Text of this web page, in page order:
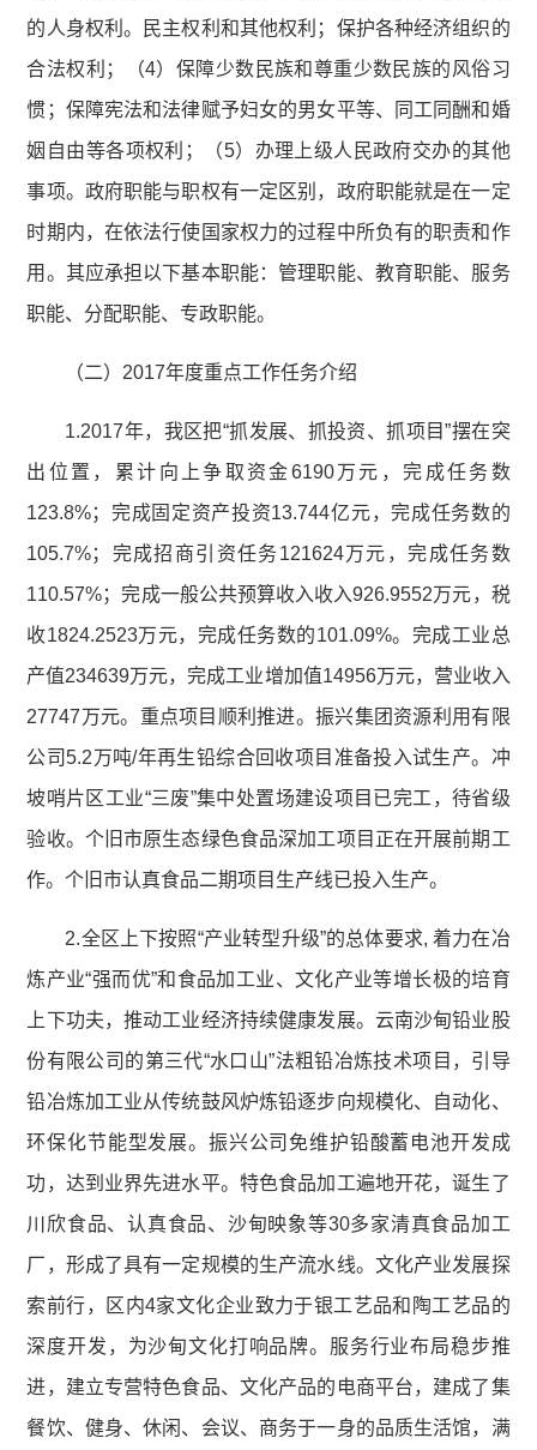
的人身权利。民主权利和其他权利；保护各种经济组织的
合法权利；（4）保障少数民族和尊重少数民族的风俗习
惯；保障宪法和法律赋予妇女的男女平等、同工同酬和婚
姻自由等各项权利；（5）办理上级人民政府交办的其他
事项。政府职能与职权有一定区别，政府职能就是在一定
时期内，在依法行使国家权力的过程中所负有的职责和作
用。其应承担以下基本职能：管理职能、教育职能、服务
职能、分配职能、专政职能。
（二）2017年度重点工作任务介绍
1.2017年，我区把“抓发展、抓投资、抓项目”摆在突
出位置，累计向上争取资金6190万元，完成任务数
123.8%；完成固定资产投资13.744亿元，完成任务数的
105.7%；完成招商引资任务121624万元，完成任务数
110.57%；完成一般公共预算收入收入926.9552万元，税
收1824.2523万元，完成任务数的101.09%。完成工业总
产值234639万元，完成工业增加值14956万元，营业收入
27747万元。重点项目顺利推进。振兴集团资源利用有限
公司5.2万吨/年再生铅综合回收项目准备投入试生产。冲
坡哨片区工业“三废”集中处置场建设项目已完工，待省级
验收。个旧市原生态绿色食品深加工项目正在开展前期工
作。个旧市认真食品二期项目生产线已投入生产。
2.全区上下按照“产业转型升级”的总体要求, 着力在冶
炼产业“强而优”和食品加工业、文化产业等增长极的培育
上下功夫，推动工业经济持续健康发展。云南沙甸铅业股
份有限公司的第三代“水口山”法粗铅冶炼技术项目，引导
铅冶炼加工业从传统鼓风炉炼铅逐步向规模化、自动化、
环保化节能型发展。振兴公司免维护铅酸蓄电池开发成
功，达到业界先进水平。特色食品加工遍地开花，诞生了
川欣食品、认真食品、沙甸映象等30多家清真食品加工
厂，形成了具有一定规模的生产流水线。文化产业发展探
索前行，区内4家文化企业致力于银工艺品和陶工艺品的
深度开发，为沙甸文化打响品牌。服务行业布局稳步推
进，建立专营特色食品、文化产品的电商平台，建成了集
餐饮、健身、休闲、会议、商务于一身的品质生活馆，满